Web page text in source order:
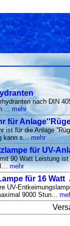
nach DIN
... mehr
für
ist für die Anlage
kann s...mehr
für UV-
90 Watt Leistung
mehr
für 16
UV-
9000 Stun...